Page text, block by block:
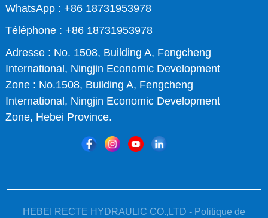
WhatsApp : +86 18731953978
Téléphone : +86 18731953978
Adresse : No. 1508, Building A, Fengcheng
International, Ningjin Economic Development
Zone : No.1508, Building A, Fengcheng
International, Ningjin Economic Development
Zone, Hebei Province.
HEBEI RECTE HYDRAULIC CO.,LTD - Politique de